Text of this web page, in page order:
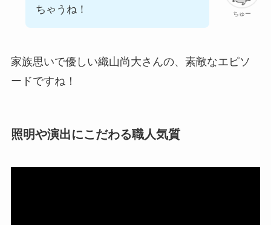
ちゅー
ちゃうね！
家族思いで優しい織山尚大さんの、素敵なエピソ
ードですね！
照明や演出にこだわる職人気質